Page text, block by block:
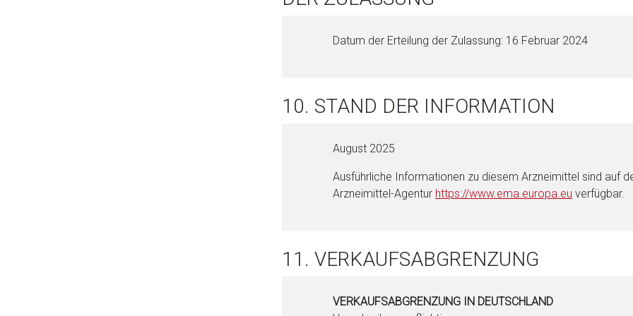
Datum der Erteilung der Zulassung: 16 Februar 2024
10. STAND DER INFORMATION
August 2025
Ausführliche Informationen zu diesem Arzneimittel sind auf
Arzneimittel-Agentur https://www.ema.eu­ropa.eu verfügbar.
11. VERKAUFSABGRENZUNG
VERKAUFSABGRENZUNG IN DEUTSCHLAND